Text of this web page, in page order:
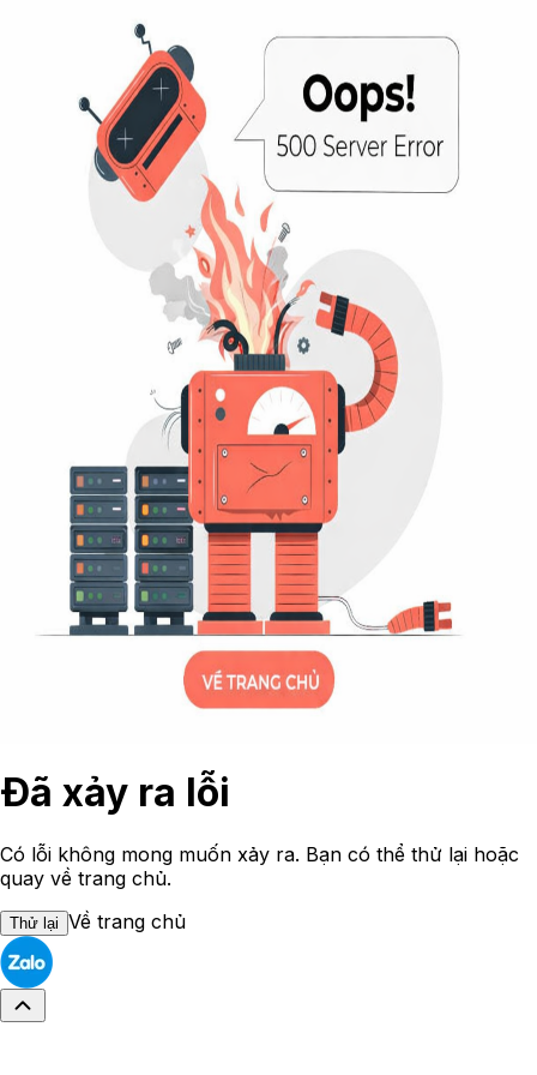
Đã xảy ra lỗi
Có lỗi không mong muốn xảy ra. Bạn có thể thử lại hoặc
quay về trang chủ.
Thử lại Về trang chủ